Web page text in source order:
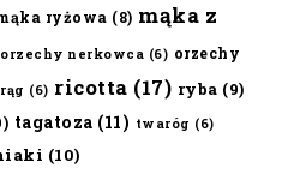
ryżowa (8) mąka z
orzechy nerkowca (6) orzechy
(6) ricotta (17) ryba (9)
tagatoza (11) twaróg (6)
(10)